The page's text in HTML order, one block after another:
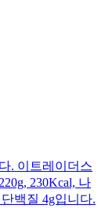
. 이트레이더스
230Kcal, 나
백질 4g입니다.